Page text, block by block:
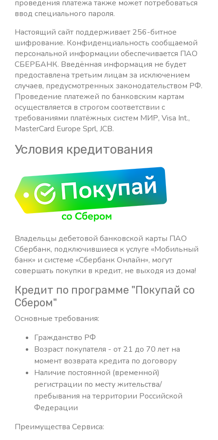
проведения платежа также может потребоваться
ввод специального пароля.
Настоящий сайт поддерживает 256-битное
шифрование. Конфиденциальность сообщаемой
персональной информации обеспечивается ПАО
СБЕРБАНК. Введённая информация не будет
предоставлена третьим лицам за исключением
случаев, предусмотренных законодательством РФ.
Проведение платежей по банковским картам
осуществляется в строгом соответствии с
требованиями платёжных систем МИР, Visa Int.,
MasterCard Europe Sprl, JCB.
Условия кредитования
Владельцы дебетовой банковской карты ПАО
Сбербанк, подключившиеся к услуге «Мобильный
банк» и системе «Сбербанк Онлайн», могут
совершать покупки в кредит, не выходя из дома!
Кредит по программе "Покупай со
Сбером"
Основные требования:
Гражданство РФ
Возраст покупателя - от 21 до 70 лет на
момент возврата кредита по договору
Наличие постоянной (временной)
регистрации по месту жительства/
пребывания на территории Российской
Федерации
Преимущества Сервиса: